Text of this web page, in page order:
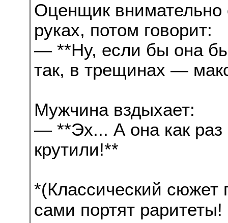
Оценщик внимательно
руках, потом говорит:
— **Ну, если бы она
так, в трещинах —
Мужчина вздыхает:
— **Эх... А она как
крутили!**
*(Классический сюжет
сами портят